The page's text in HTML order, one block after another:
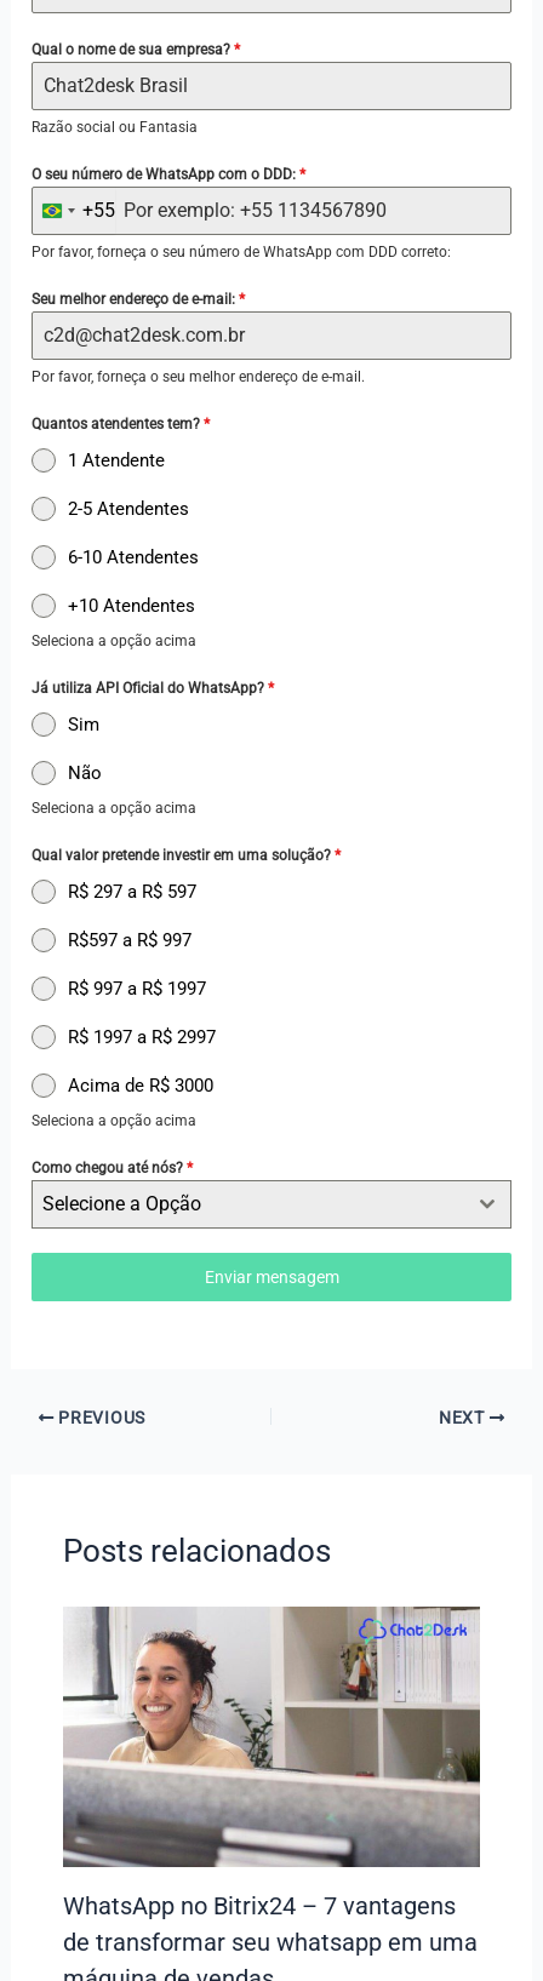
Qual o nome de sua empresa?*
Razão social ou Fantasia
O seu número de WhatsApp com o DDD:*
B
r
a
z
i
+
5
+55
Por favor, forneça o seu número de WhatsApp com DDD correto:
Seu melhor endereço de e-mail:*
Por favor, forneça o seu melhor endereço de e-mail.
Quantos atendentes tem?*
1 Atendente
2-5 Atendentes
6-10 Atendentes
+10 Atendentes
Seleciona a opção acima
Já utiliza API Oficial do WhatsApp?*
Sim
Não
Seleciona a opção acima
Qual valor pretende investir em uma solução?*
R$ 297 a R$ 597
R$597 a R$ 997
R$ 997 a R$ 1997
R$ 1997 a R$ 2997
Acima de R$ 3000
Seleciona a opção acima
Como chegou até nós?*
Selecione a Opção
Enviar mensagem
PREVIOUS NEXT
Posts relacionados
WhatsApp no Bitrix24 – 7 vantagens
de transformar seu whatsapp em uma